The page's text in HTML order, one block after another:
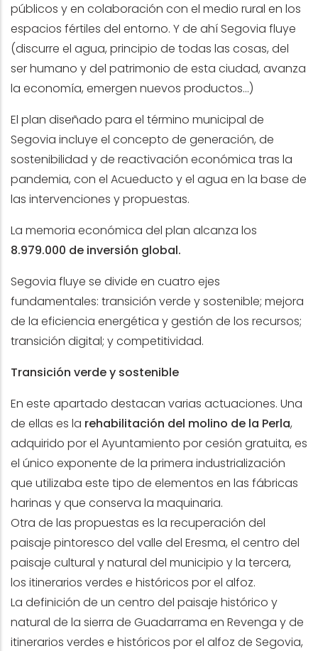
públicos y en colaboración con el medio rural en los
espacios fértiles del entorno. Y de ahí Segovia fluye
(discurre el agua, principio de todas las cosas, del
ser humano y del patrimonio de esta ciudad, avanza
la economía, emergen nuevos productos...)
El plan diseñado para el término municipal de
Segovia incluye el concepto de generación, de
sostenibilidad y de reactivación económica tras la
pandemia, con el Acueducto y el agua en la base de
las intervenciones y propuestas.
La memoria económica del plan alcanza los
8.979.000 de inversión global.
Segovia fluye se divide en cuatro ejes
fundamentales: transición verde y sostenible; mejora
de la eficiencia energética y gestión de los recursos;
transición digital; y competitividad.
Transición verde y sostenible
En este apartado destacan varias actuaciones. Una
de ellas es la rehabilitación del molino de la Perla,
adquirido por el Ayuntamiento por cesión gratuita, es
el único exponente de la primera industrialización
que utilizaba este tipo de elementos en las fábricas
harinas y que conserva la maquinaria.
Otra de las propuestas es la recuperación del
paisaje pintoresco del valle del Eresma, el centro del
paisaje cultural y natural del municipio y la tercera,
los itinerarios verdes e históricos por el alfoz.
La definición de un centro del paisaje histórico y
natural de la sierra de Guadarrama en Revenga y de
itinerarios verdes e históricos por el alfoz de Segovia,